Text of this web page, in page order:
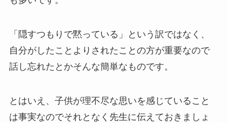
「隠すつもりで黙っている」という訳ではなく、
自分がしたことよりされたことの方が重要なので
話し忘れたとかそんな簡単なものです。
とはいえ、子供が理不尽な思いを感じていること
は事実なのでそれとなく先生に伝えておきましょ